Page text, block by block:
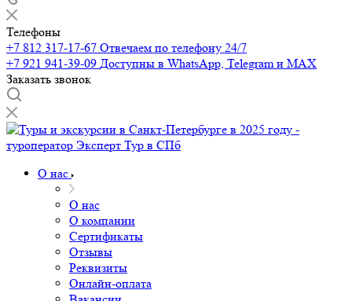
Телефоны
+7 812 317-17-67 Отвечаем по телефону 24/7
+7 921 941-39-09 Доступны в WhatsApp, Telegram и MAX
Заказать звонок
О нас
О нас
О компании
Сертификаты
Отзывы
Реквизиты
Онлайн-оплата